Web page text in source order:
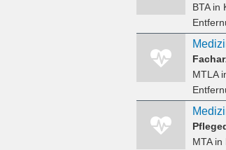
BTAin
MTLA
MTAin